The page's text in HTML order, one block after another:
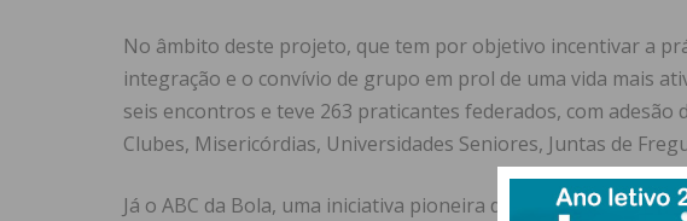
No âmbito deste projeto, que tem por objetivo incentivar a
integração e o convívio de grupo em prol de uma vida mais
seis encontros e teve 263 praticantes federados, com
Clubes, Misericórdias, Universidades Seniores, Juntas de
Já o ABC da Bola, uma iniciativa pioneira da Associação de